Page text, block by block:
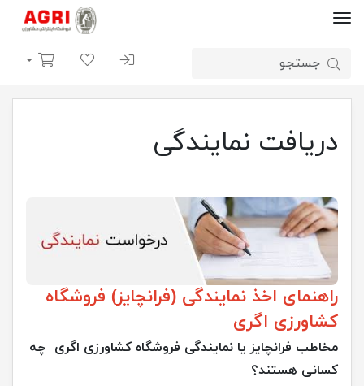
ورود | ثبت نام
لیست مورد علاقه
سبد خرید
دریافت نمایندگی
راهنمای اخذ نمایندگی (فرانچایز) فروشگاه
کشاورزی اگری
مخاطب فرانچایز یا نمایندگی فروشگاه کشاورزی اگری چه
کسانی هستند؟